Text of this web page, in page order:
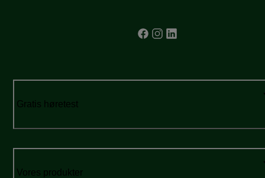
Gratis høretest
Vores produkter